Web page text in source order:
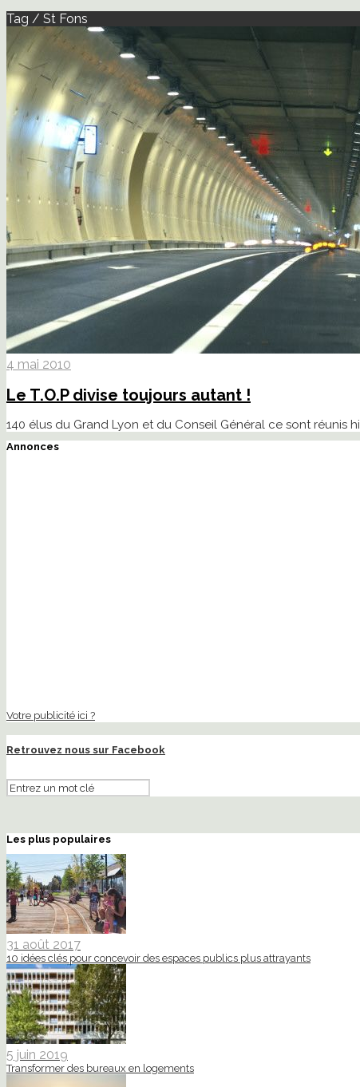
Tag / St Fons
4 mai 2010
Le T.O.P divise toujours autant !
140 élus du Grand Lyon et du Conseil Général ce sont réunis
Annonces
Votre publicité ici ?
Retrouvez nous sur Facebook
Les plus populaires
31 août 2017
10 idées clés pour concevoir des espaces publics plus attrayants
5 juin 2019
Transformer des bureaux en logements